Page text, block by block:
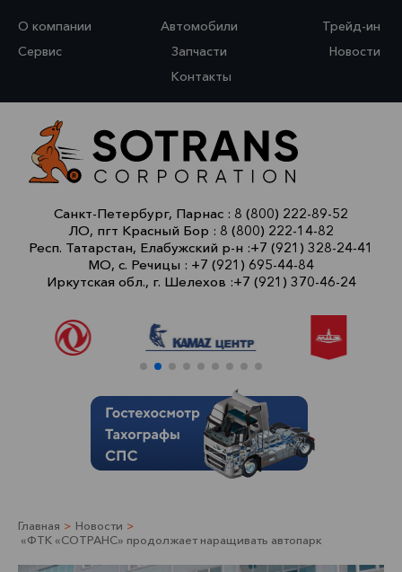
О компании Автомобили
Трейд-ин
Сервис
Запчасти
Новости
Контакты
Санкт-Петербург, Парнас : 8 (800) 222-89-52
ЛО, пгт Красный Бор : 8 (800) 222-14-82
Респ. Татарстан, Елабужский р-н :+7 (921) 328-24-41
МО, с. Речицы : +7 (921) 695-44-84
Иркутская обл., г. Шелехов :+7 (921) 370-46-24
Главная > Новости >
«ФТК «СОТРАНС» продолжает наращивать автопарк